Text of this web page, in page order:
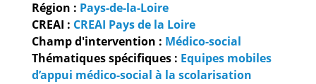
Actualités
ARSENE
Région : Pays-de-la-Loire
CREAI : CREAI Pays de la Loire
Champ d'intervention : Médico-social
Thématiques spécifiques : Equipes mobiles
d’appui médico-social à la scolarisation